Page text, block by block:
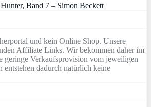
Band 7 – Simon Beckett
und kein Online Shop. Unsere
Affiliate Links. Wir bekommen daher im
geringe Verkaufsprovision vom jeweiligen
entstehen dadurch natürlich keine